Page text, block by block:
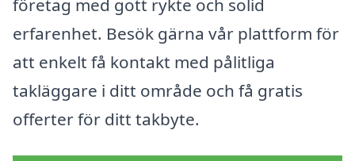
företag med gott rykte och solid
erfarenhet. Besök gärna vår plattform för
att enkelt få kontakt med pålitliga
takläggare i ditt område och få gratis
offerter för ditt takbyte.